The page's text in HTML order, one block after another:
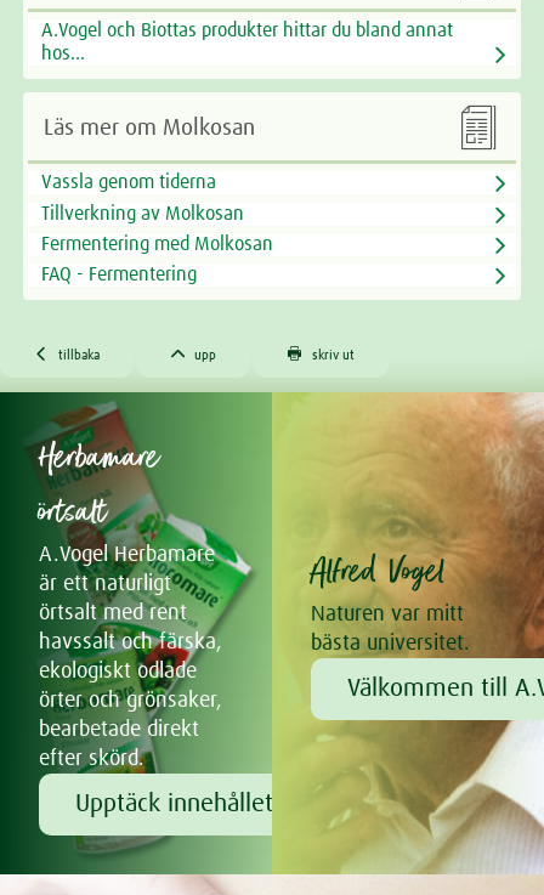
A.Vogel och Biottas produkter hittar du bland annat
hos...

Läs mer om Molkosan
Vassla genom tiderna
Tillverkning av Molkosan
Fermentering med Molkosan
FAQ - Fermentering
 tillbaka  upp  skriv ut
Herbamare
örtsalt
A.Vogel Herbamare
är ett naturligt
örtsalt med rent
havssalt och färska,
ekologiskt odlade
örter och grönsaker,
bearbetade direkt
efter skörd.
Upptäck innehållet!
Alfred Vogel
Naturen var mitt
bästa universitet.
Välkommen till